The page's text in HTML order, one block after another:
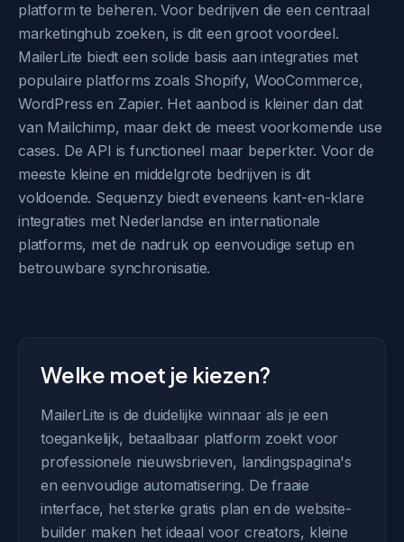
platform te beheren. Voor bedrijven die een centraal
marketinghub zoeken, is dit een groot voordeel.
MailerLite biedt een solide basis aan integraties met
populaire platforms zoals Shopify, WooCommerce,
WordPress en Zapier. Het aanbod is kleiner dan dat
van Mailchimp, maar dekt de meest voorkomende use
cases. De API is functioneel maar beperkter. Voor de
meeste kleine en middelgrote bedrijven is dit
voldoende. Sequenzy biedt eveneens kant-en-klare
integraties met Nederlandse en internationale
platforms, met de nadruk op eenvoudige setup en
betrouwbare synchronisatie.
Welke moet je kiezen?
MailerLite is de duidelijke winnaar als je een
toegankelijk, betaalbaar platform zoekt voor
professionele nieuwsbrieven, landingspagina's
en eenvoudige automatisering. De fraaie
interface, het sterke gratis plan en de website-
builder maken het ideaal voor creators, kleine